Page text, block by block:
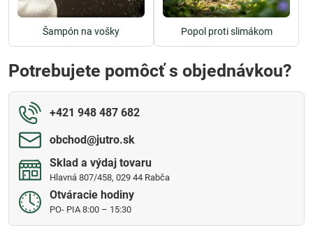
Šampón na vošky Popol proti slimákom
Potrebujete pomôcť s objednávkou?
+421 948 487 682
obchod​@jutro​.sk
Sklad a výdaj tovaru
Hlavná 807/458, 029 44 Rabča
Otváracie hodiny
PO- PIA 8:00 – 15:30